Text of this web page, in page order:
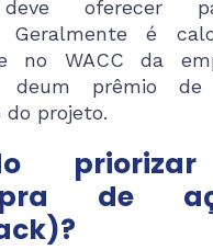
oferecer
Geralmente é
no WACC da
deum prêmio de
projeto.
de